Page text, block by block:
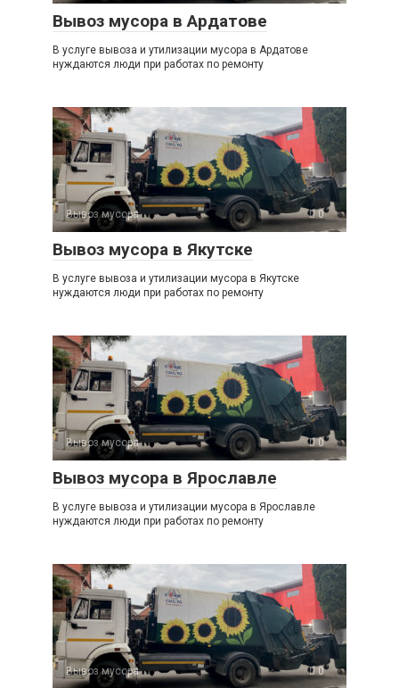
Вывоз мусора в Ардатове
В услуге вывоза и утилизации мусора в Ардатове
нуждаются люди при работах по ремонту
Вывоз мусора 0
Вывоз мусора в Якутске
В услуге вывоза и утилизации мусора в Якутске
нуждаются люди при работах по ремонту
Вывоз мусора 0
Вывоз мусора в Ярославле
В услуге вывоза и утилизации мусора в Ярославле
нуждаются люди при работах по ремонту
Вывоз мусора 0